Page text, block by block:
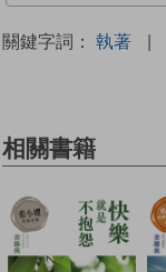
關鍵字詞： 執著 |
相關書籍